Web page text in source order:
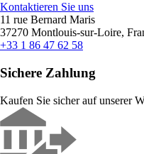
Kontaktieren Sie uns
11 rue Bernard Maris
37270 Montlouis-sur-Loire,
+33 1 86 47 62 58
Sichere Zahlung
Kaufen Sie sicher auf unserer